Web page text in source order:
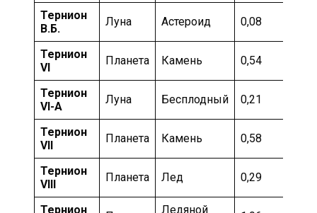
Тернион
В.Б.
Луна Астероид 0,08
Тернион
VI
Планета Камень 0,54
Тернион
VI-А
Луна Бесплодный 0,21
Тернион
VII
Планета Камень 0,58
Тернион
VIII
Планета Лед 0,29
Тернион
Ледяной